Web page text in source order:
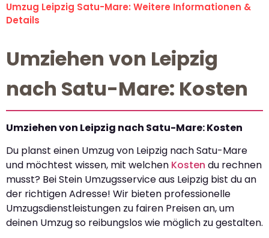
Umzug Leipzig Satu-Mare: Weitere Informationen &
Details
Umziehen von Leipzig
nach Satu-Mare: Kosten
Umziehen von Leipzig nach Satu-Mare: Kosten
Du planst einen Umzug von Leipzig nach Satu-Mare
und möchtest wissen, mit welchen Kosten du rechnen
musst? Bei Stein Umzugsservice aus Leipzig bist du an
der richtigen Adresse! Wir bieten professionelle
Umzugsdienstleistungen zu fairen Preisen an, um
deinen Umzug so reibungslos wie möglich zu gestalten.